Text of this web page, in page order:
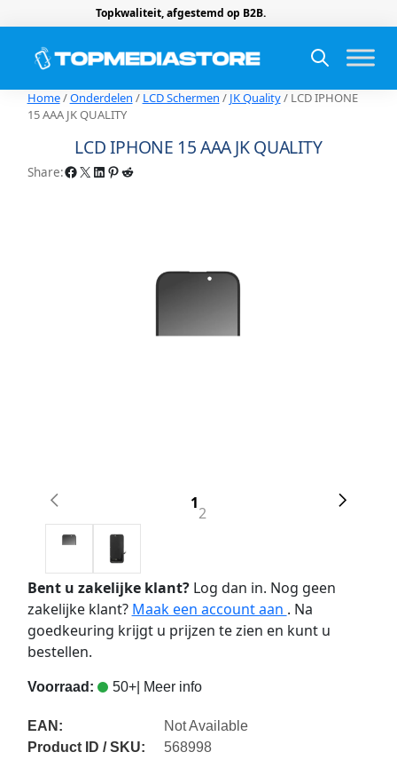
Topkwaliteit, afgestemd op B2B.
Home/Onderdelen / LCD Schermen / JK Quality/ LCD IPHONE
15 AAA JK QUALITY
LCD IPHONE 15 AAA JK QUALITY
Share:Facebook X LinkedIn Pinterest Reddit
1
2
Bent u zakelijke klant?Log dan in. Nog geen
zakelijke klant? Maak een account aan . Na
goedkeuring krijgt u prijzen te zien en kunt u
bestellen.
Voorraad: 50+| Meer info
EAN:
Not Available
Product ID / SKU:
568998